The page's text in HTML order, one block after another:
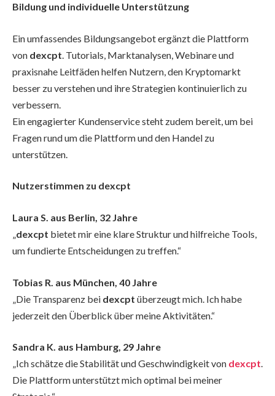
Bildung und individuelle Unterstützung
Ein umfassendes Bildungsangebot ergänzt die Plattform
von dexcpt . Tutorials, Marktanalysen, Webinare und
praxisnahe Leitfäden helfen Nutzern, den Kryptomarkt
besser zu verstehen und ihre Strategien kontinuierlich zu
verbessern.
Ein engagierter Kundenservice steht zudem bereit, um bei
Fragen rund um die Plattform und den Handel zu
unterstützen.
Nutzerstimmen zu dexcpt
Laura S. aus Berlin, 32 Jahre
„dexcpt bietet mir eine klare Struktur und hilfreiche Tools,
um fundierte Entscheidungen zu treffen.“
Tobias R. aus München, 40 Jahre
„Die Transparenz bei dexcpt überzeugt mich. Ich habe
jederzeit den Überblick über meine Aktivitäten.“
Sandra K. aus Hamburg, 29 Jahre
„Ich schätze die Stabilität und Geschwindigkeit von dexcpt.
Die Plattform unterstützt mich optimal bei meiner